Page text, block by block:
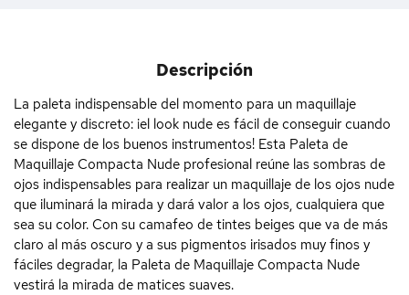
Descripción
La paleta indispensable del momento para un maquillaje
elegante y discreto: ¡el look nude es fácil de conseguir cuando
se dispone de los buenos instrumentos! Esta Paleta de
Maquillaje Compacta Nude profesional reúne las sombras de
ojos indispensables para realizar un maquillaje de los ojos nude
que iluminará la mirada y dará valor a los ojos, cualquiera que
sea su color. Con su camafeo de tintes beiges que va de más
claro al más oscuro y a sus pigmentos irisados muy finos y
fáciles degradar, la Paleta de Maquillaje Compacta Nude
vestirá la mirada de matices suaves.